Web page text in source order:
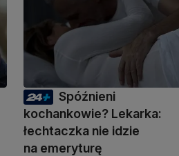
Spóźnieni
kochankowie? Lekarka:
łechtaczka nie idzie
na emeryturę